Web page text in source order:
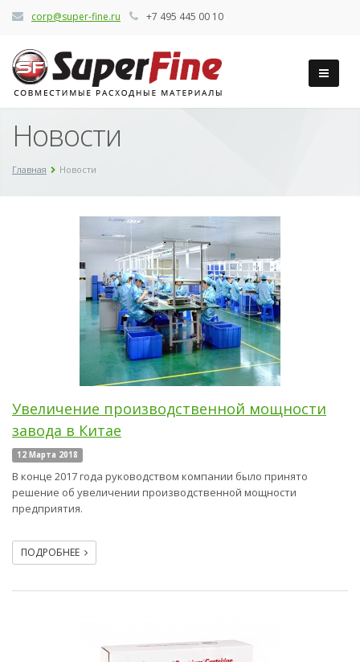
corp@super-fine.ru +7 495 445 00 10
Новости
Главная Новости
Увеличение производственной мощности
завода в Китае
12 Марта 2018
В конце 2017 года руководством компании было принято
решение об увеличении производственной мощности
предприятия.
ПОДРОБНЕЕ